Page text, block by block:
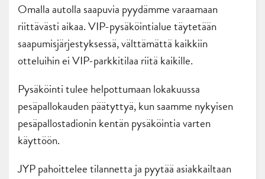
Omalla autolla saapuvia pyydämme varaamaan
riittävästi aikaa. VIP-pysäköintialue täytetään
saapumisjärjestyksessä, välttämättä kaikkiin
otteluihin ei VIP-parkkitilaa riitä kaikille.
Pysäköinti tulee helpottumaan lokakuussa
pesäpallokauden päätyttyä, kun saamme nykyisen
pesäpallostadionin kentän pysäköintia varten
käyttöön.
JYP pahoittelee tilannetta ja pyytää asiakkailtaan